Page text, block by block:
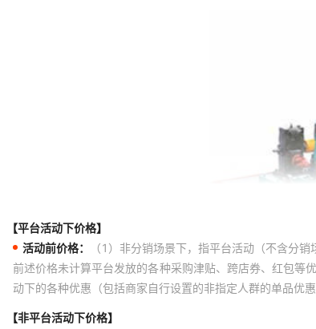
【平台活动下价格】
活动前价格：
（1）非分销场景下，指平台活动（不含分
前述价格未计算平台发放的各种采购津贴、跨店券、红包等
动下的各种优惠（包括商家自行设置的非指定人群的单品优
【非平台活动下价格】